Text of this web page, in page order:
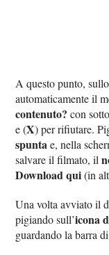
A questo punto,
automaticamente il
contenuto? con
e (X) per rifiutare.
spuntae, nella
salvare il filmato, il
Download qui(in
Una volta avviato il
pigiando sull’icona
guardando la barra